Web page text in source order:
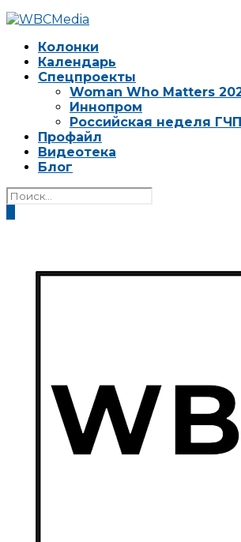
Колонки
Календарь
Спецпроекты
Woman Who Matters
Иннопром
Российская неделя ГЧП
Профайл
Видеотека
Блог